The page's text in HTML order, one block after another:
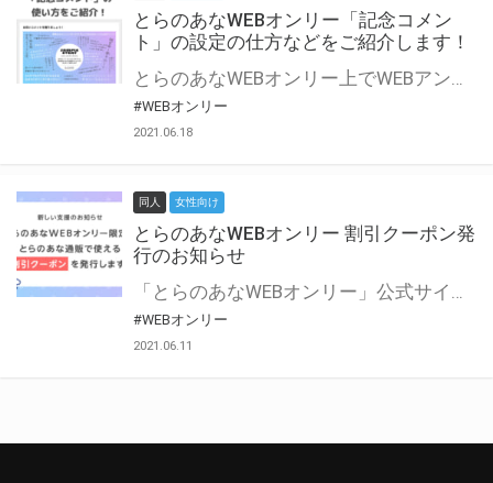
とらのあなWEBオンリー「記念コメン
ト」の設定の仕方などをご紹介します！
とらのあなWEBオンリー上でWEBアンソロジーが作成できる「記念コメント」について、その使い方や作成手順を解説します！ 支援タイプを「サークル参加型」「サークル参加型・マルシェ(イベント会場)機能付き」でお申し込みいただいている主催者様はぜひご活用ください♪ とらのあなWEBオンリーサイトはこちら
#WEBオンリー
2021.06.18
同人 女性向け
とらのあなWEBオンリー 割引クーポン発
行のお知らせ
「とらのあなWEBオンリー」公式サイトでとらのあな通販の「割引クーポン」を配布中！ イベントごとに開催当日限定で使える割引クーポンのシリアルコードを発行します。 とらのあなWEBオンリーのページをチェックして、イベント当日にお得にお買い物を楽しみましょう♪ ※本キャンペーンは予告なく終了する場合がございます。 とらのあなWEBオンリーサイトはこちら
#WEBオンリー
2021.06.11